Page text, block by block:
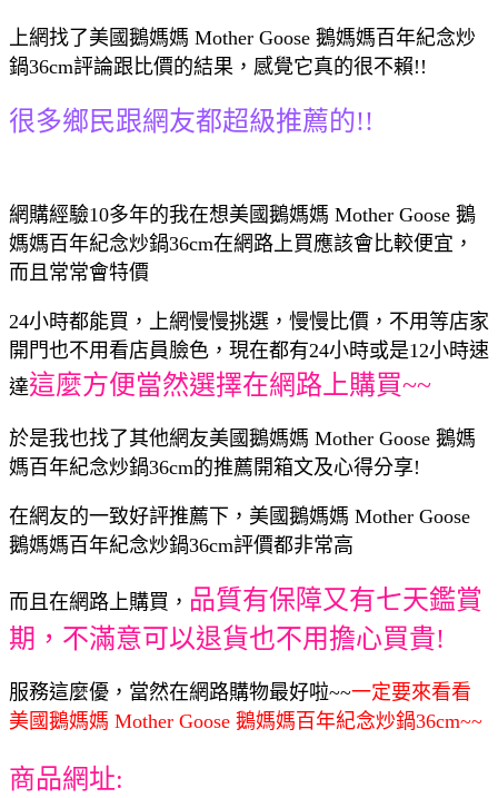
上網找了美國鵝媽媽 Mother Goose 鵝媽媽百年紀念炒
鍋36cm評論跟比價的結果，感覺它真的很不賴!!
很多鄉民跟網友都超級推薦的!!
網購經驗10多年的我在想美國鵝媽媽 Mother Goose 鵝
媽媽百年紀念炒鍋36cm在網路上買應該會比較便宜，
而且常常會特價
24小時都能買，上網慢慢挑選，慢慢比價，不用等店家
開門也不用看店員臉色，現在都有24小時或是12小時速
達這麼方便當然選擇在網路上購買~~
於是我也找了其他網友美國鵝媽媽 Mother Goose 鵝媽
媽百年紀念炒鍋36cm的推薦開箱文及心得分享!
在網友的一致好評推薦下，美國鵝媽媽 Mother Goose
鵝媽媽百年紀念炒鍋36cm評價都非常高
而且在網路上購買， 品質有保障又有七天鑑賞
期，不滿意可以退貨也不用擔心買貴!
服務這麼優，當然在網路購物最好啦~~一定要來看看
美國鵝媽媽 Mother Goose 鵝媽媽百年紀念炒鍋36cm~~
商品網址: